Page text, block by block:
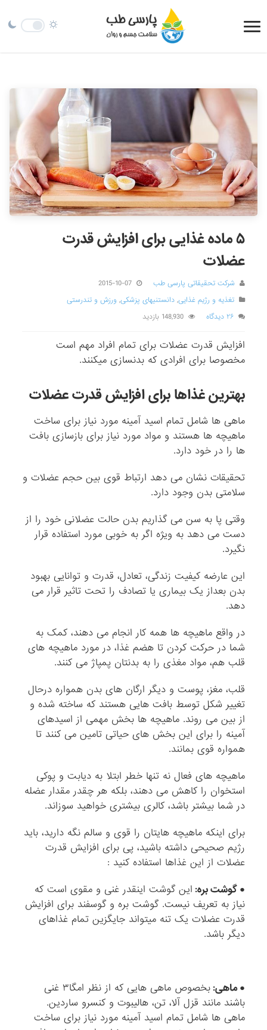
۵ ماده غذایی برای افزایش قدرت
عضلات
شرکت تحقیقاتی پارسی طب
2015-10-07
تغذیه و رژیم غذایی,دانستنیهای پزشکی, ورزش و تندرستی
۲۶ دیدگاه
148,930 بازدید
افزایش قدرت عضلات برای تمام افراد مهم است
مخصوصا برای افرادی که بدنسازی میکنند.
بهترین غذاها برای افزایش قدرت عضلات
ماهی ها شامل تمام اسید آمینه مورد نیاز برای ساخت
ماهیچه ها هستند و مواد مورد نیاز برای بازسازی بافت
ها را در خود دارد.
تحقیقات نشان می دهد ارتباط قوی بین حجم عضلات و
سلامتی بدن وجود دارد.
وقتی پا به سن می گذاریم بدن حالت عضلانی خود را از
دست می دهد به ویژه اگر به خوبی مورد استفاده قرار
نگیرد.
این عارضه کیفیت زندگی، تعادل، قدرت و توانایی بهبود
بدن بعداز یک بیماری یا تصادف را تحت تاثیر قرار می
دهد.
در واقع ماهیچه ها همه کار انجام می دهند، کمک به
شما در حرکت کردن تا هضم غذا، در مورد ماهیچه های
قلب هم، مواد مغذی را به بدنتان پمپاژ می کنند.
قلب، مغز، پوست و دیگر ارگان های بدن همواره درحال
تغییر شکل توسط بافت هایی هستند که ساخته شده و
از بین می روند. ماهیچه ها بخش مهمی از اسیدهای
آمینه را برای این بخش های حیاتی تامین می کنند تا
همواره قوی بمانند.
ماهیچه های فعال نه تنها خطر ابتلا به دیابت و پوکی
استخوان را کاهش می دهند، بلکه هر چقدر مقدار عضله
در شما بیشتر باشد، کالری بیشتری خواهید سوزاند.
برای اینکه ماهیچه هایتان را قوی و سالم نگه دارید، باید
رژیم صحیحی داشته باشید، پی برای افزایش قدرت
عضلات از این غذاها استفاده کنید :
● گوشت بره: این گوشت اینقدر غنی و مقوی است که
نیاز به تعریف نیست. گوشت بره و گوسفند برای افزایش
قدرت عضلات یک تنه میتواند جایگزین تمام غذاهای
دیگر باشد.
● ماهی:
بخصوص ماهی هایی که از نظر امگا۳ غنی
باشند مانند قزل آلا، تن، هالیبوت و کنسرو ساردین.
ماهی ها شامل تمام اسید آمینه مورد نیاز برای ساخت